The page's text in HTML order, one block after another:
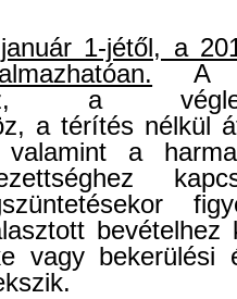
1-jétől, a
A
a
a térítés nélkül
a
bevételhez
vagy bekerülési